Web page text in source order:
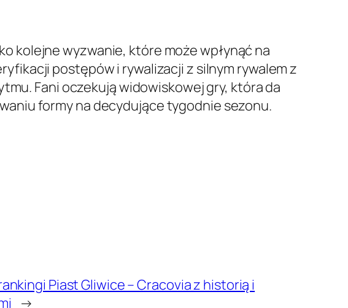
kolejne wyzwanie, które może wpłynąć na
postępów i rywalizacji z silnym rywalem z
Fani oczekują widowiskowej gry, która da
formy na decydujące tygodnie sezonu.
Piast Gliwice – Cracovia z historią i
→